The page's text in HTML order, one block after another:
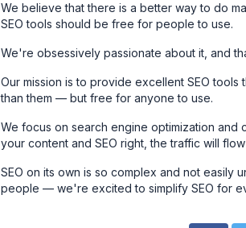
We believe that there is a better way to do
SEO tools should be free for people to use.
We're obsessively passionate about it, and
Our mission is to provide excellent SEO
than them — but free for anyone to use.
We focus on search engine optimization
your content and SEO right, the traffic will
SEO on its own is so complex and not easily
people — we're excited to simplify SEO for